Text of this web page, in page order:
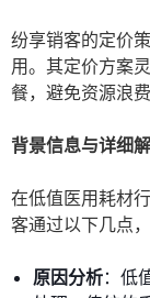
纷享销客的定价
用。其定价方案
餐，避免资源浪费
背景信息与详细
在低值医用耗材
客通过以下几点
原因分析：低